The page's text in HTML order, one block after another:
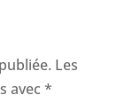
Les
avec *